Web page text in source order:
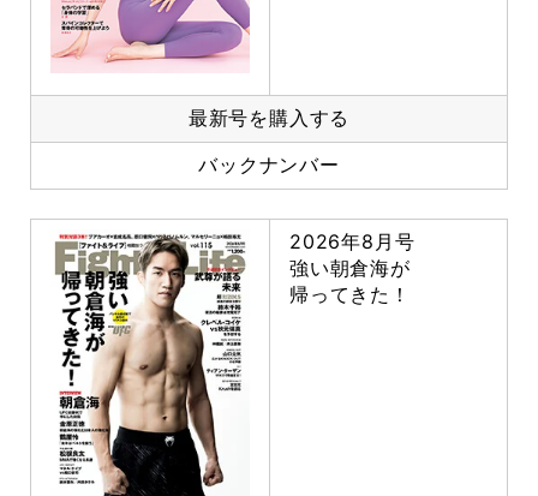
最新号を購入する
バックナンバー
2026年8月号
強い朝倉海が
帰ってきた！